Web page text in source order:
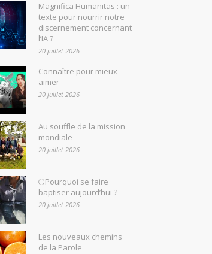
Magnifica Humanitas : un
texte pour nourrir notre
discernement concernant
l’IA ?
20 juillet 2026
Connaître pour mieux
aimer
20 juillet 2026
Au souffle de la mission
mondiale
20 juillet 2026
🌕Pourquoi se faire
baptiser aujourd’hui ?
20 juillet 2026
Les nouveaux chemins
de la Parole